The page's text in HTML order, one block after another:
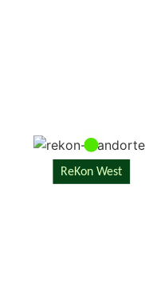
ReKon West